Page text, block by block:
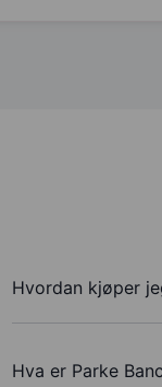
Hvordan kjøper
Hva er Parke